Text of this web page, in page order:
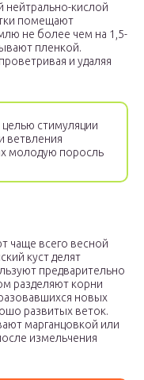
нейтрально-кислой
помещают
не более чем на 1,5-
пленкой.
и удаляя
целью стимуляции
ветвления
молодую поросль
чаще всего весной
куст делят
предварительно
разделяют корни
новых
развитых веток.
марганцовкой или
измельчения